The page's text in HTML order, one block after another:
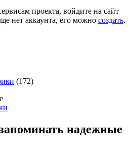
проекта, войдите на сайт
нет аккаунта, его можно создать.
(172)
надежные